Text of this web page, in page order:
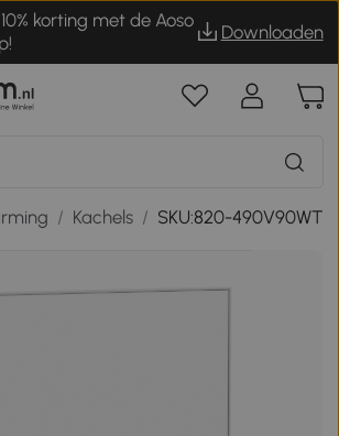
korting met de Aoso
Downloaden
/ Kachels / SKU:820-490V90WT